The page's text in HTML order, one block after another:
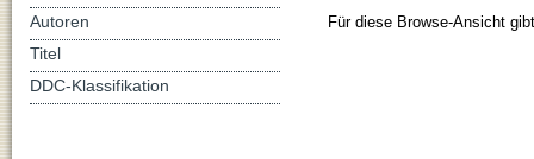
Für diese Browse-Ansicht
Autoren
Titel
DDC-Klassifikation